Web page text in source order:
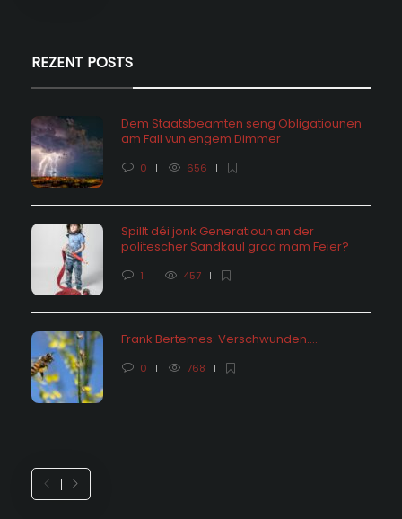
REZENT POSTS
Dem Staatsbeamten seng Obligatiounen
am Fall vun engem Dimmer
0 656
Spillt déi jonk Generatioun an der
politescher Sandkaul grad mam Feier?
1 457
Frank Bertemes: Verschwunden….
0 768